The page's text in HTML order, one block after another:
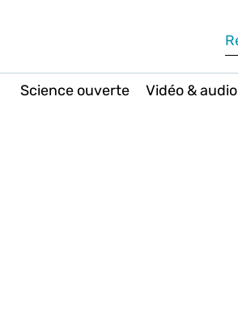
Science ouverte Vidéo & audio